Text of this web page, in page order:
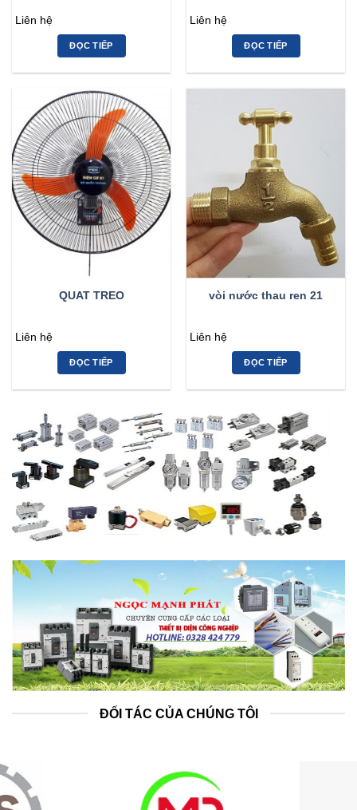
Liên hệ
ĐỌC TIẾP
Liên hệ
ĐỌC TIẾP
QUAT TREO
Liên hệ
ĐỌC TIẾP
vòi nước thau ren 21
Liên hệ
ĐỌC TIẾP
ĐỐI TÁC CỦA CHÚNG TÔI